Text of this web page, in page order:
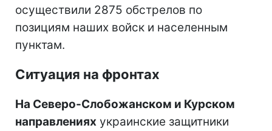
осуществили 2875 обстрелов по
позициям наших войск и населенным
пунктам.
Ситуация на фронтах
На Северо-Слобожанском и Курском
направлениях украинские защитники